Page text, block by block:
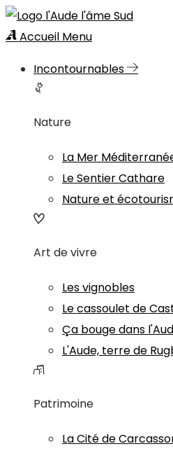
Accueil Menu
Incontournables
Nature
La Mer
Le Sentier Cathare
Nature et
Art de vivre
Les vignobles
Le cassoulet de
Ça bouge dans
L'Aude, terre de
Patrimoine
La Cité de